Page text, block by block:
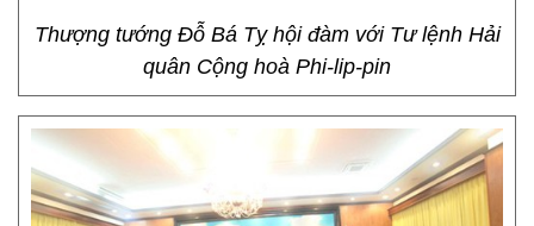
Thượng tướng Đỗ Bá Tỵ hội đàm với Tư lệnh Hải
quân Cộng hoà Phi-lip-pin